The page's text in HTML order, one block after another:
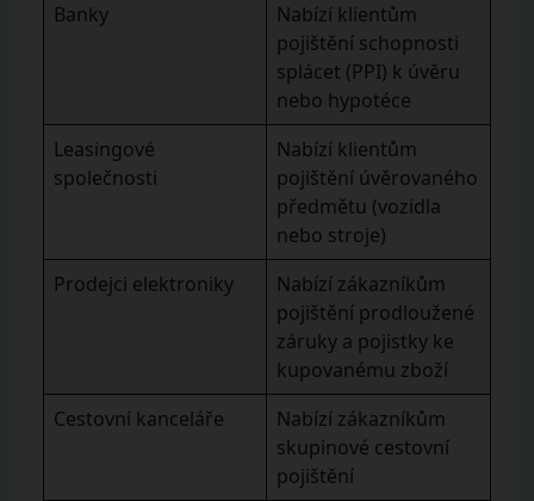
Banky
Nabízí klientům
pojištění schopnosti
splácet (PPI) k úvěru
nebo hypotéce
Leasingové
společnosti
Nabízí klientům
pojištění úvěrovaného
předmětu (vozidla
nebo stroje)
Prodejci elektroniky
Nabízí zákazníkům
pojištění prodloužené
záruky a pojistky ke
kupovanému zboží
Cestovní kanceláře
Nabízí zákazníkům
skupinové cestovní
pojištění